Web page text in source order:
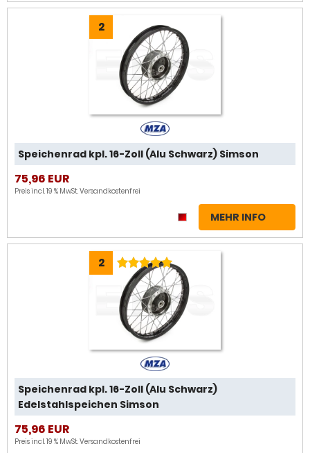
2
Speichenrad kpl. 16-Zoll (Alu Schwarz) Simson
75,96 EUR
Preis incl. 19 % MwSt.Versandkostenfrei
MEHR INFO
2
Speichenrad kpl. 16-Zoll (Alu Schwarz)
Edelstahlspeichen Simson
75,96 EUR
Preis incl. 19 % MwSt.Versandkostenfrei